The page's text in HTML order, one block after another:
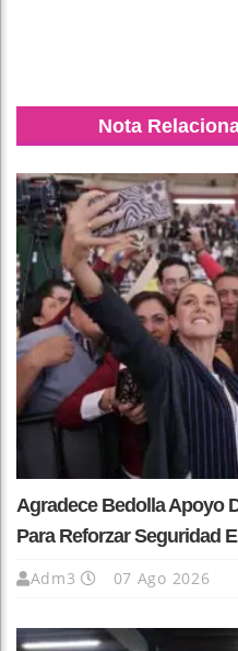
Nota
Agradece Bedolla Apoyo
Para Reforzar Seguridad
Adm3 07 Ago 2026